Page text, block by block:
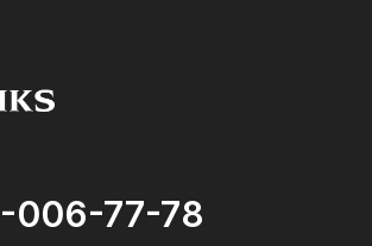
006-77-78